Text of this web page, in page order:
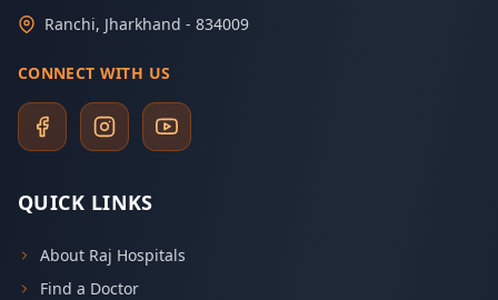
Ranchi, Jharkhand - 834009
CONNECT WITH US
QUICK LINKS
About Raj Hospitals
Find a Doctor